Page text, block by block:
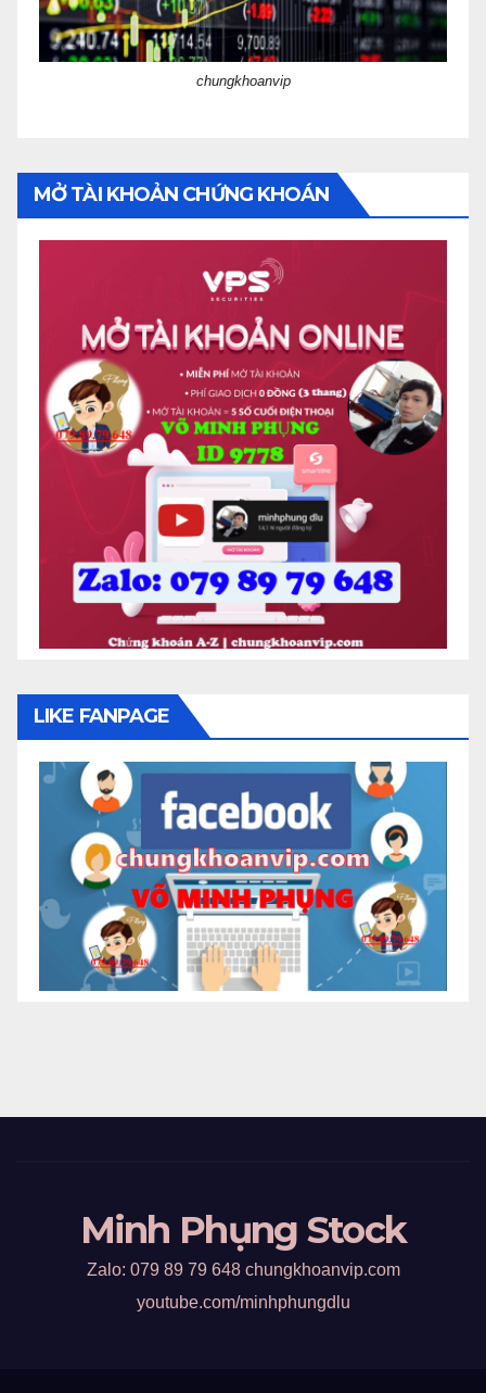
chungkhoanvip
MỞ TÀI KHOẢN CHỨNG KHOÁN
LIKE FANPAGE
Minh Phụng Stock
Zalo: 079 89 79 648 chungkhoanvip.com
youtube.com/minhphungdlu